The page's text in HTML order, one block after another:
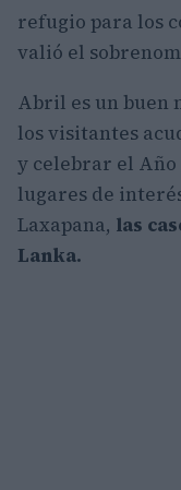
refugio para los
valió el
Abril es un buen
los visitantes
y celebrar el Año
lugares de
Laxapana, las
Lanka.